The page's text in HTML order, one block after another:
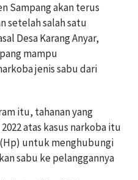
Sampang akan terus
setelah salah satu
Desa Karang Anyar,
mampu
jenis sabu dari
itu, tahanan yang
atas kasus narkoba itu
untuk menghubungi
sabu ke pelanggannya